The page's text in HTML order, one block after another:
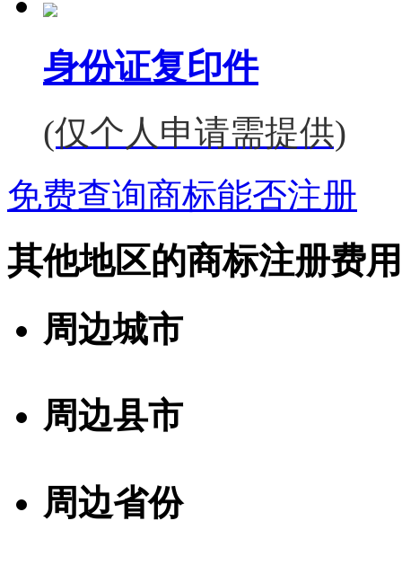
身份证复印件
(仅个人申请需提供)
免费查询商标能否注册
其他地区的商标注册费用
周边城市
周边县市
周边省份